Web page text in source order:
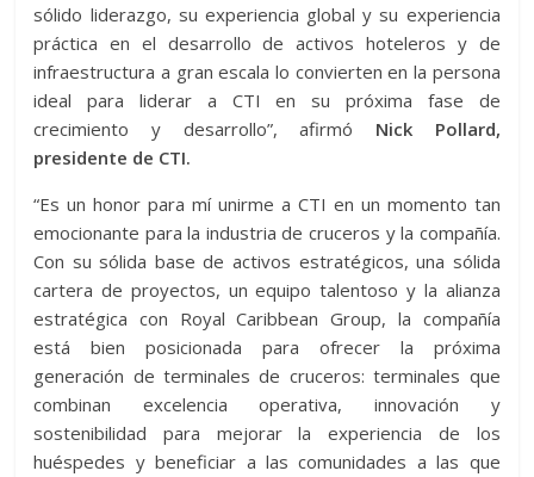
sólido liderazgo, su experiencia global y su experiencia
práctica en el desarrollo de activos hoteleros y de
infraestructura a gran escala lo convierten en la persona
ideal para liderar a CTI en su próxima fase de
crecimiento y desarrollo”, afirmó Nick Pollard,
presidente de CTI.
“Es un honor para mí unirme a CTI en un momento tan
emocionante para la industria de cruceros y la compañía.
Con su sólida base de activos estratégicos, una sólida
cartera de proyectos, un equipo talentoso y la alianza
estratégica con Royal Caribbean Group, la compañía
está bien posicionada para ofrecer la próxima
generación de terminales de cruceros: terminales que
combinan excelencia operativa, innovación y
sostenibilidad para mejorar la experiencia de los
huéspedes y beneficiar a las comunidades a las que